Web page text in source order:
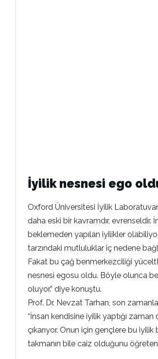
İyilik nesnesi ego
Oxford Üniversitesi İyilik
daha eski bir kavramdır, evrenseldir.
beklemeden yapılan iyilikler
tarzındaki mutluluklar iç nedene
Fakat bu çağ benmerkezciliği
nesnesi egosu oldu. Böyle olunca
oluyor.” diye konuştu.
Prof. Dr. Nevzat Tarhan, son
“İnsan kendisine iyilik yaptığı
çıkarıyor. Onun için gençlere bu
takmanın bile caiz olduğunu